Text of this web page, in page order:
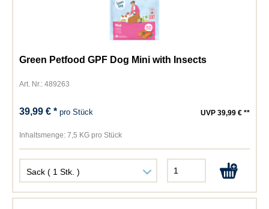
Green Petfood GPF Dog Mini with Insects
Art. Nr.: 489263
39,99 € *pro Stück UVP 39,99 € **
Inhaltsmenge: 7,5 KG pro Stück